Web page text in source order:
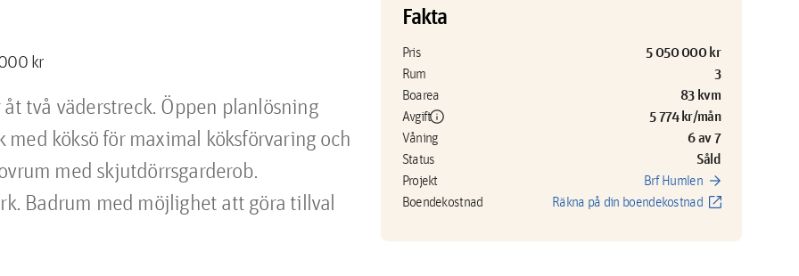
kr
två väderstreck. Öppen planlösning
köksö för maximal köksförvaring och
med skjutdörrsgarderob.
Badrum med möjlighet att göra tillval
Fakta
Pris 5 050 000 kr
Rum 3
Boarea 83 kvm
Avgiftinfo 5 774 kr/mån
Våning 6 av 7
Status Såld
Projekt Brf Humlen arrow_forward
Boendekostnad Räkna på din boendekostnad open_in_new